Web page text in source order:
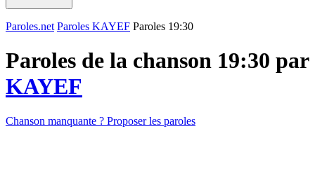
Paroles.net Paroles KAYEF Paroles 19:30
Paroles de la chanson 19:30 par
KAYEF
Chanson manquante ? Proposer les paroles